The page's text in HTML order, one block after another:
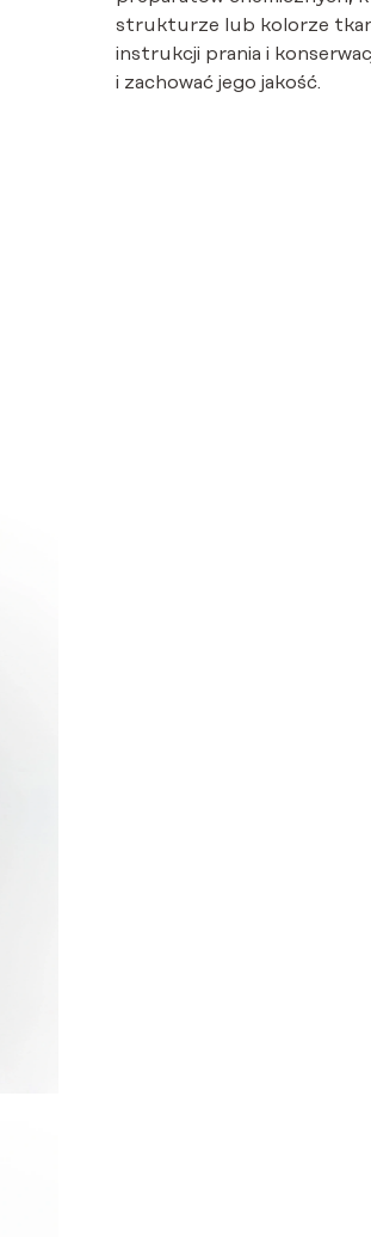
strukturze lub kolorze
instrukcji prania i
i zachować jego jakość.